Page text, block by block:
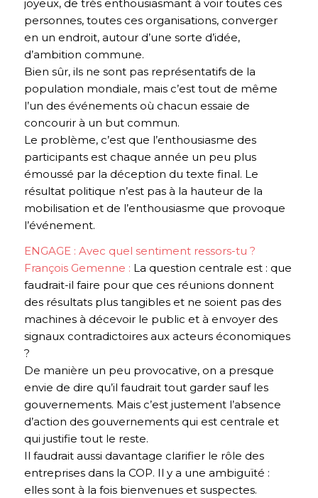
joyeux, de très enthousiasmant à voir toutes ces
personnes, toutes ces organisations, converger
en un endroit, autour d’une sorte d’idée,
d’ambition commune.
Bien sûr, ils ne sont pas représentatifs de la
population mondiale, mais c’est tout de même
l’un des événements où chacun essaie de
concourir à un but commun.
Le problème, c’est que l’enthousiasme des
participants est chaque année un peu plus
émoussé par la déception du texte final. Le
résultat politique n’est pas à la hauteur de la
mobilisation et de l’enthousiasme que provoque
l’événement.
ENGAGE : Avec quel sentiment ressors-tu ?
François Gemenne : La question centrale est : que
faudrait-il faire pour que ces réunions donnent
des résultats plus tangibles et ne soient pas des
machines à décevoir le public et à envoyer des
signaux contradictoires aux acteurs économiques
?
De manière un peu provocative, on a presque
envie de dire qu’il faudrait tout garder sauf les
gouvernements. Mais c’est justement l’absence
d’action des gouvernements qui est centrale et
qui justifie tout le reste.
Il faudrait aussi davantage clarifier le rôle des
entreprises dans la COP. Il y a une ambiguïté :
elles sont à la fois bienvenues et suspectes.